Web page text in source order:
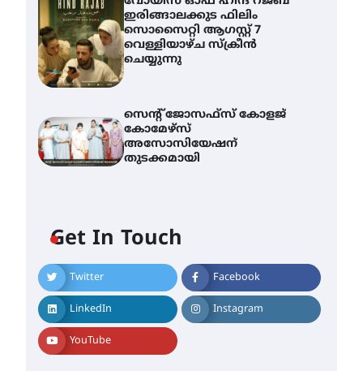
ഇരിങ്ങാലക്കുട ഫിലിം
സൊസൈറ്റി ആഗസ്റ്റ് 7
വെള്ളിയാഴ്ച സ്‌ക്രീൻ
ചെയ്യുന്നു
സെന്റ് ജോസഫ്സ് കോളജ്
കോമേഴ്‌സ്
അസോസിയേഷന്
തുടക്കമായി
Get In Touch
Twitter Facebook
LinkedIn Instagram
YouTube
സാഹിത്യത്തിൽ ഡോക്ടറേറ്റ്
August 7, 2026
ട്യുണീഷ്യൻ ചിത്രം ” ദി
വോയിസ് ഓഫ് ഹിന്ദ് റജബ് ”
ഇരിങ്ങാലക്കുട ഫിലിം
സൊസൈറ്റി ആഗസ്റ്റ് 7
വെള്ളിയാഴ്ച സ്‌ക്രീൻ
ചെയ്യുന്നു